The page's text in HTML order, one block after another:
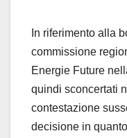
In riferimento alla
commissione
Energie Future
quindi sconcertati
contestazione
decisione in